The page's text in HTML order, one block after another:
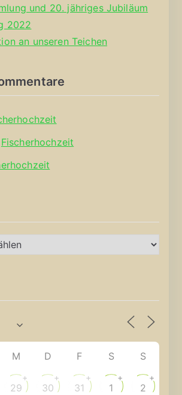
und 20. jähriges Jubiläum
2022
an unseren Teichen
Fischerhochzeit
M D F S S
29
+
30
+
31
+
1
+
2
+